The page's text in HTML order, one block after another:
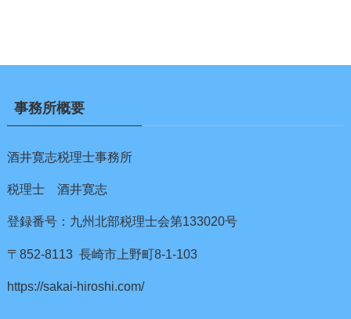
事務所概要
酒井寛志税理士事務所
税理士 酒井寛志
登録番号：九州北部税理士会第133020号
〒852-8113 長崎市上野町8-1-103
https://sakai-hiroshi.com/